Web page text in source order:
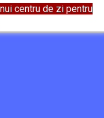
centru de zi pentru